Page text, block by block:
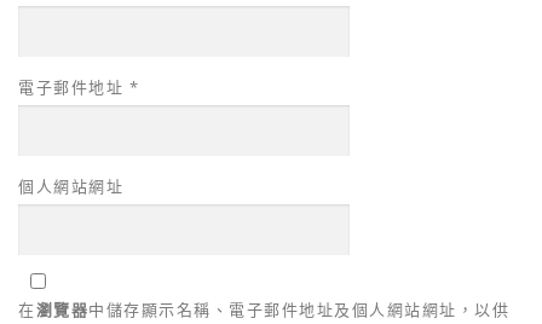
電子郵件地址 *
個人網站網址
在瀏覽器中儲存顯示名稱、電子郵件地址及個人網站網址，以供